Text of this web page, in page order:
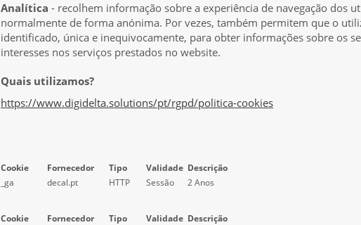
Analítica - recolhem informação sobre a experiência de navegação dos
normalmente de forma anónima. Por vezes, também permitem que o
identificado, única e inequivocamente, para obter informações sobre os
interesses nos serviços prestados no website.
Quais utilizamos?
https://www.digidelta.solutions/pt/rgpd/politica-cookies
Cookie Fornecedor Tipo Validade Descrição
_ga
decal.pt HTTP Sessão 2 Anos
Cookie Fornecedor Tipo Validade Descrição